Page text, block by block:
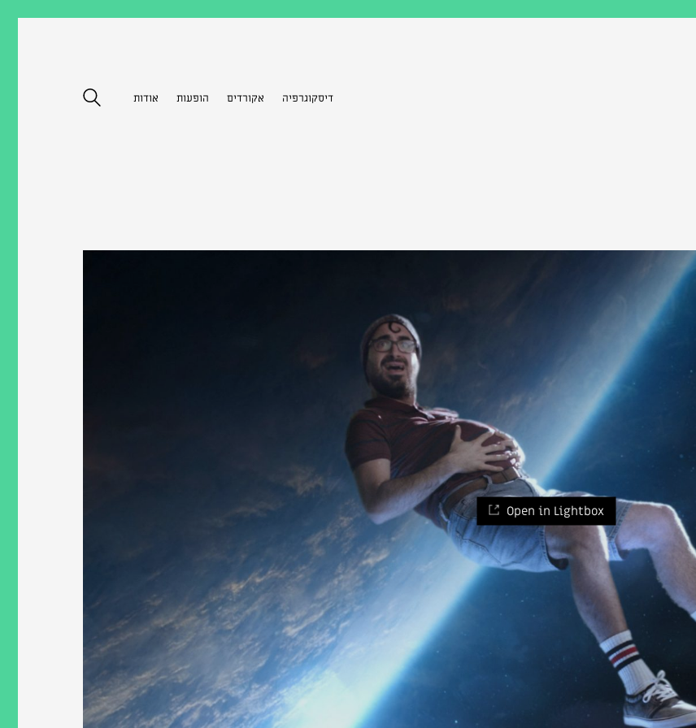
דיסקוגרפיה אקורדים הופעות אודות
Open in Lightbox